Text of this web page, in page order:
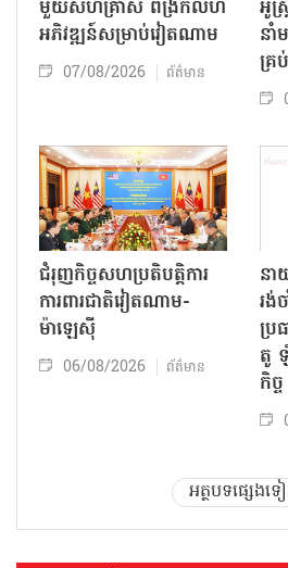
មួយសហគ្រាស ពង្រីកលំហ
អភិវឌ្ឍន៍សម្រាប់វៀតណាម
07/08/2026 ព័ត៌មាន
អូស្
នាំ
គ្រ
ជំរុញកិច្ចសហប្រតិបត្តិការ
ការពារជាតិវៀតណាម-
ម៉ាឡេស៊ី
06/08/2026 ព័ត៌មាន
នា
រង់
ប្រ
តូ
កិច្ច
អត្ថបទផ្សេងទ